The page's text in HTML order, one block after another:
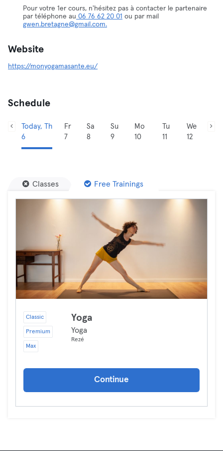
Pour votre 1er cours, n'hésitez pas à contacter le partenaire
par téléphone au 06 76 62 20 01 ou par mail
gwen.bretagne@gmail.com.
Website
https://monyogamasante.eu/
Schedule
Today, Th
6
Fr
7
Sa
8
Su
9
Mo
10
Tu
11
We
12
Classes Free Trainings
Classic
Premium
Max
Yoga
Yoga
Rezé
Continue